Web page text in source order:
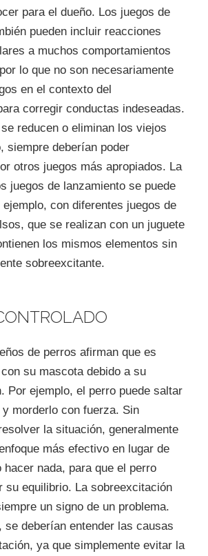
para el dueño. Los juegos de
pueden incluir reacciones
a muchos comportamientos
lo que no son necesariamente
en el contexto del
corregir conductas indeseadas.
reducen o eliminan los viejos
siempre deberían poder
otros juegos más apropiados. La
juegos de lanzamiento se puede
con diferentes juegos de
que se realizan con un juguete
los mismos elementos sin
sobreexcitante.
de perros afirman que es
su mascota debido a su
Por ejemplo, el perro puede saltar
morderlo con fuerza. Sin
la situación, generalmente
más efectivo en lugar de
hacer nada, para que el perro
su equilibrio. La sobreexcitación
un signo de un problema.
se deberían entender las causas
ya que simplemente evitar la